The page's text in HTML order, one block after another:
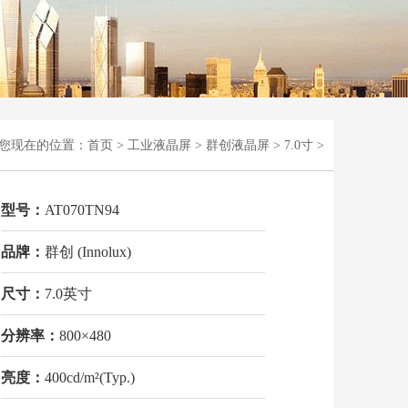
现在的位置： 首页 > 工业液晶屏 > 群创液晶屏 > 7.0寸 >
型号： AT070TN94
品牌： 群创 (Innolux)
尺寸： 7.0英寸
分辨率： 800×480
亮度： 400cd/m²(Typ.)